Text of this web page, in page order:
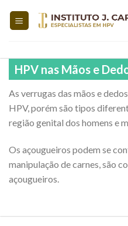
HPV nas Mãos e
As verrugas das mãos e
HPV, porém são tipos
região genital dos homens e
Os açougueiros podem se
manipulação de carnes, são
açougueiros.